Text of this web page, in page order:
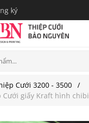
ký
Cưới 3200 - 3500
Cưới giấy Kraft hình chibi